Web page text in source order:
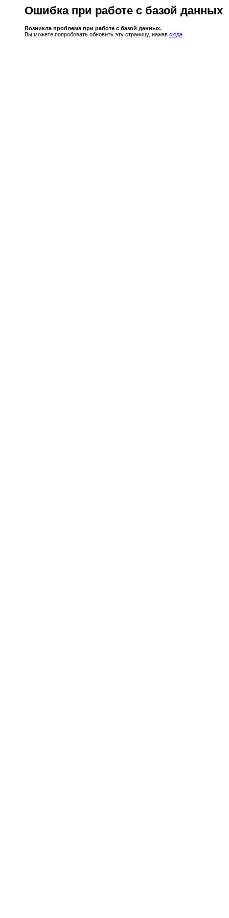
Ошибка при работе с базой данных
Возникла проблема при работе с базой данных.
Вы можете попробовать обновить эту страницу, нажав сюда